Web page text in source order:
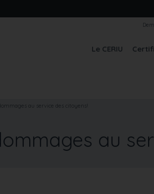
Le CERIU
au service des citoyens!
au